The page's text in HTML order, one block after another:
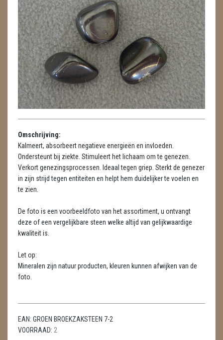
GESLEPEN STENEN
HANGERS
HARTEN
HUISREINIGING
KAARSEN
MASSAGE
METEORIETEN
READING EN PERSOONLIJK ADVIES
SCHEDELS / SKULLS
SPECIALE STUKKEN
VLINDERS
Omschrijving:
Kalmeert, absorbeert negatieve energieën en invloeden.
Ondersteunt bij ziekte. Stimuleert het lichaam om te genezen.
Verkort genezingsprocessen. Ideaal tegen griep. Sterkt de genezer
in zijn strijd tegen entiteiten en helpt hem duidelijker te voelen en
te zien.
De foto is een voorbeeldfoto van het assortiment, u ontvangt
deze of een vergelijkbare steen welke altijd van gelijkwaardige
kwaliteit is.
Let op:
Mineralen zijn natuur producten, kleuren kunnen afwijken van de
foto.
EAN: GROEN BROEKZAKSTEEN 7-2
VOORRAAD: 2